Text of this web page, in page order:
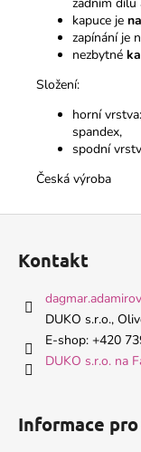
kapuce je
zapínání je
nezbytné
Složení:
horní
spandex,
spodní
Česká výroba
Kontakt
DUKO s.r.o.,
E-shop: +420
DUKO s.r.o. na
Informace pro